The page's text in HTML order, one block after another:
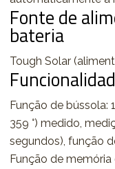
Fonte de
bateria
Tough Solar
Função de bússola:
359 °) medido,
segundos), função
Função de